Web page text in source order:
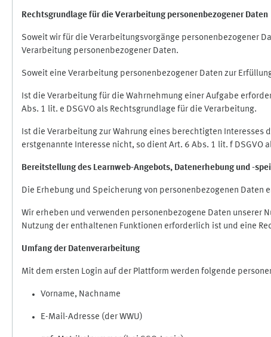
Rechtsgrundlage für die Verarbeitung personenbezogener Daten
Soweit wir für die Verarbeitungsvorgänge personenbezogener
Verarbeitung personenbezogener Daten.
Soweit eine Verarbeitung personenbezogener Daten zur
Ist die Verarbeitung für die Wahrnehmung einer Aufgabe
Abs. 1 lit. e DSGVO als Rechtsgrundlage für die Verarbeitung.
Ist die Verarbeitung zur Wahrung eines berechtigten
erstgenannte Interesse nicht, so dient Art. 6 Abs. 1 lit. f
Bereitstellung des Learnweb-Angebots, Datenerhebung und -
Die Erhebung und Speicherung von personenbezogenen
Wir erheben und verwenden personenbezogene Daten
Nutzung der enthaltenen Funktionen erforderlich ist und eine
Umfang der Datenverarbeitung
Mit dem ersten Login auf der Plattform werden folgende
Vorname, Nachname
E-Mail-Adresse (der WWU)